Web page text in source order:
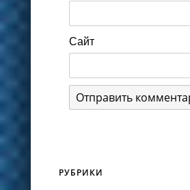
Сайт
РУБРИКИ